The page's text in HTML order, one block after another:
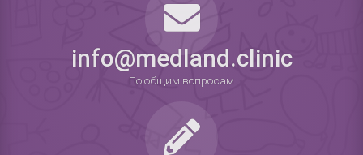
info@medland.clinic
По общим вопросам